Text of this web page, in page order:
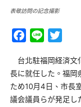
表敬訪問の記念撮影
Facebook
Line
台北駐福岡経済文
長に就任した。福岡
ため10月4日、市長
議会議員らが発足し